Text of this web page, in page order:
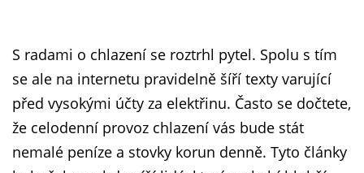
S radami o chlazení se roztrhl pytel. Spolu s tím
se ale na internetu pravidelně šíří texty varující
před vysokými účty za elektřinu. Často se dočtete,
že celodenní provoz chlazení vás bude stát
nemalé peníze a stovky korun denně. Tyto články